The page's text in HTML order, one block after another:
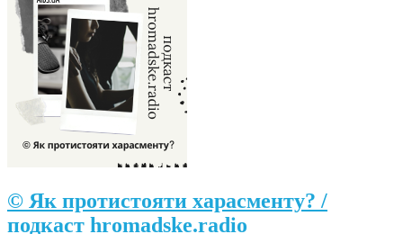
© Як протистояти харасменту? /
подкаст hromadske.radio